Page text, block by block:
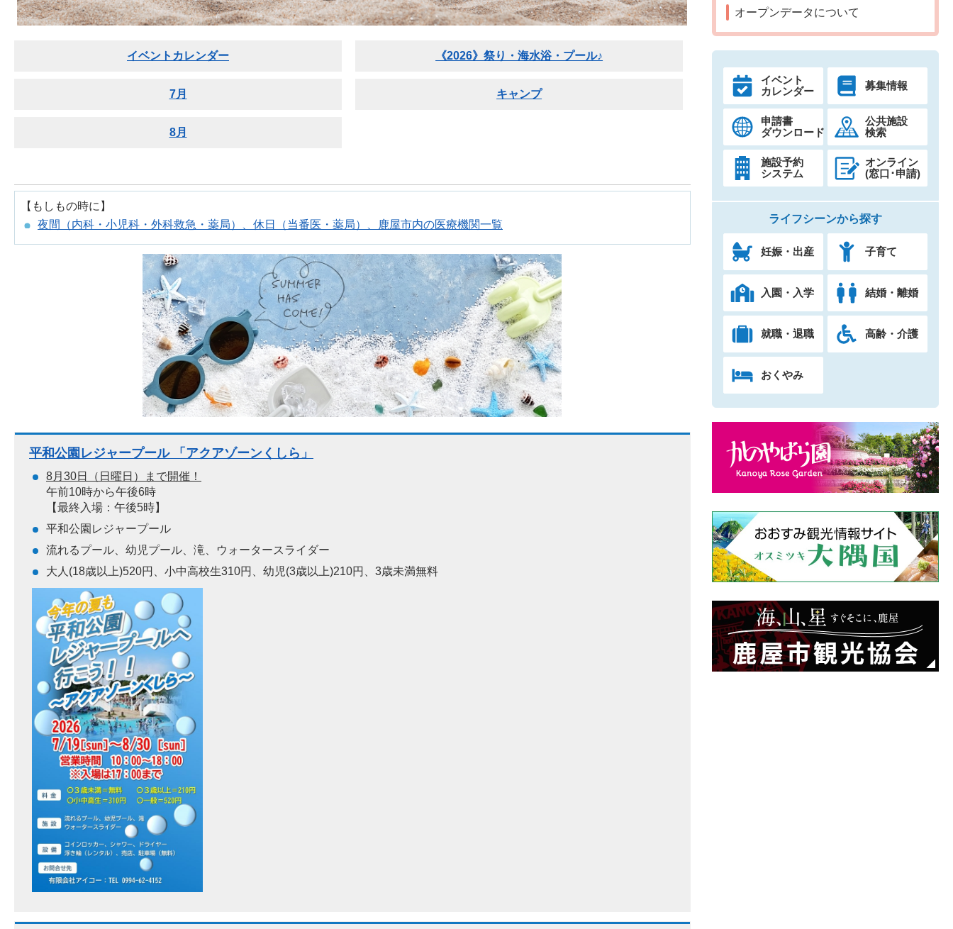
イベントカレンダー
7月
8月
《2026》祭り・海水浴・プール♪
キャンプ
【もしもの時に】
夜間（内科・小児科・外科救急・薬局）、休日（当番医・薬局）、鹿屋市内の医療機関一覧
平和公園レジャープール 「アクアゾーンくしら」
8月30日（日曜日）まで開催！
午前10時から午後6時
【最終入場：午後5時】
平和公園レジャープール
流れるプール、幼児プール、滝、ウォータースライダー
大人(18歳以上)520円、小中高校生310円、幼児(3歳以上)210円、3歳未満無料
オープンデータについて
イベント
カレンダー
募集情報
申請書
ダウンロード
公共施設
検索
施設予約
システム
オンライン
(窓口･申請)
ライフシーンから探す
妊娠・出産 子育て
入園・入学 結婚・離婚
就職・退職 高齢・介護
おくやみ